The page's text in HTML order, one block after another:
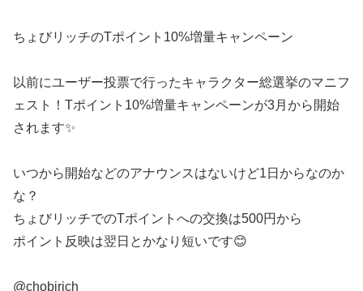
ちょびリッチのTポイント10%増量キャンペーン
以前にユーザー投票で行ったキャラクター総選挙のマニフ
ェスト！Tポイント10%増量キャンペーンが3月から開始
されます✨
いつから開始などのアナウンスはないけど1日からなのか
な？
ちょびリッチでのTポイントへの交換は500円から
ポイント反映は翌日とかなり短いです😊
@chobirich